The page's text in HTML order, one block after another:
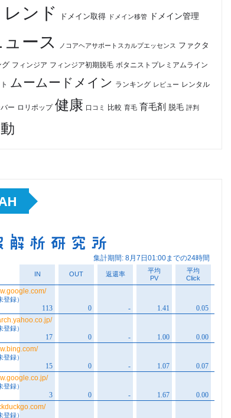
レンド ドメイン取得 ドメイン移管 ドメイン管理
ース ノコアヘアサポートスカルプエッセンス ファクタ
グ フィンジア フィンジア初期脱毛 ボタニストプレミアムライン
ムームードメイン ランキング レビュー レンタル
ー ロリポップ 健康 口コミ 比較 育毛 育毛剤 脱毛 評判